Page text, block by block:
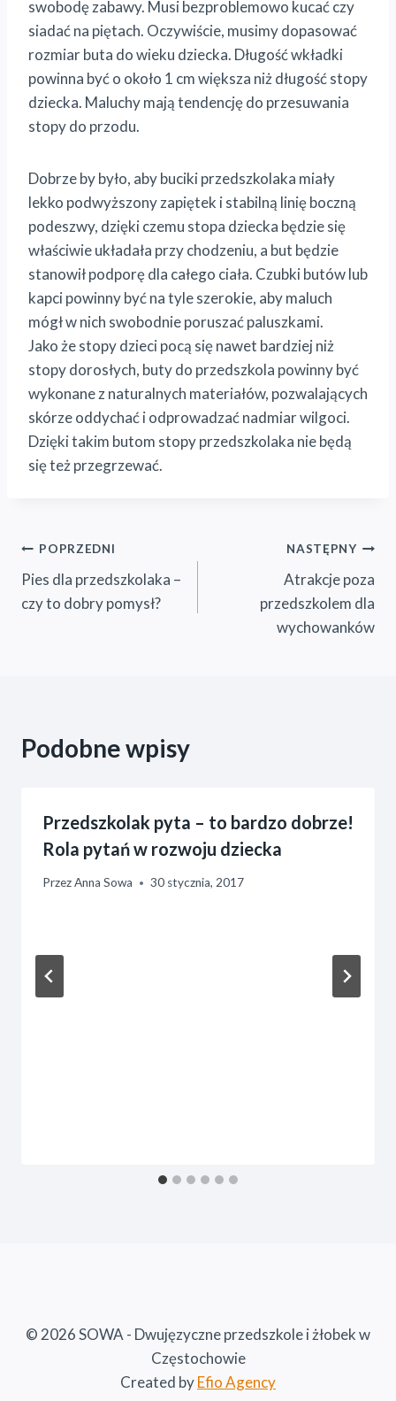
swobodę zabawy. Musi bezproblemowo kucać czy
siadać na piętach. Oczywiście, musimy dopasować
rozmiar buta do wieku dziecka. Długość wkładki
powinna być o około 1 cm większa niż długość stopy
dziecka. Maluchy mają tendencję do przesuwania
stopy do przodu.
Dobrze by było, aby buciki przedszkolaka miały
lekko podwyższony zapiętek i stabilną linię boczną
podeszwy, dzięki czemu stopa dziecka będzie się
właściwie układała przy chodzeniu, a but będzie
stanowił podporę dla całego ciała. Czubki butów lub
kapci powinny być na tyle szerokie, aby maluch
mógł w nich swobodnie poruszać paluszkami.
Jako że stopy dzieci pocą się nawet bardziej niż
stopy dorosłych, buty do przedszkola powinny być
wykonane z naturalnych materiałów, pozwalających
skórze oddychać i odprowadzać nadmiar wilgoci.
Dzięki takim butom stopy przedszkolaka nie będą
się też przegrzewać.
Nawigacja
wpisu
POPRZEDNI
Pies dla przedszkolaka –
czy to dobry pomysł?
NASTĘPNY
Atrakcje poza
przedszkolem dla
wychowanków
Podobne wpisy
Przedszkolak pyta – to bardzo dobrze!
Rola pytań w rozwoju dziecka
PrzezAnna Sowa 30 stycznia, 2017
© 2026 SOWA - Dwujęzyczne przedszkole i żłobek w
Częstochowie
Created byEfio Agency